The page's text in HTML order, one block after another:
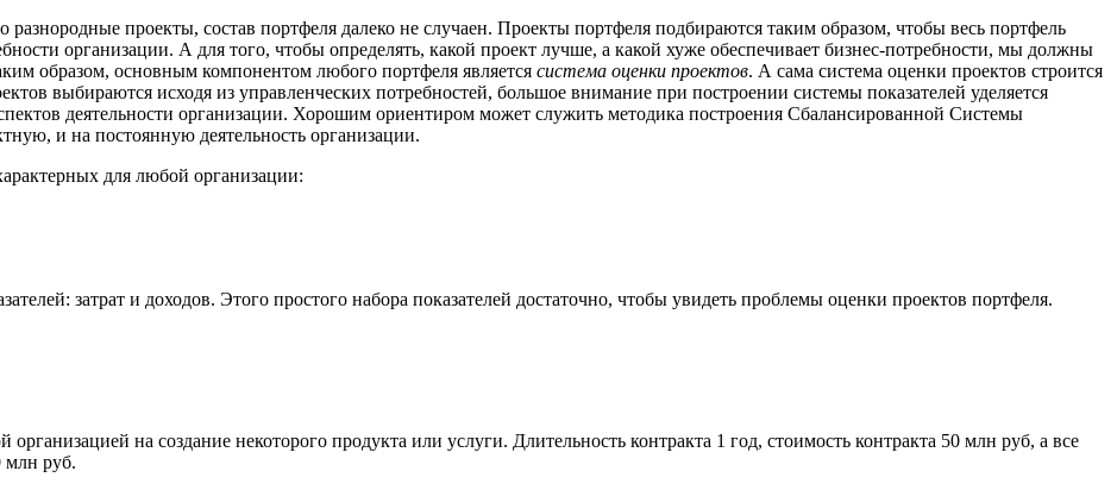
проекты, состав портфеля далеко не случаен. Проекты портфеля подбираются таким образом, чтобы весь портфель
организации. А для того, чтобы определять, какой проект лучше, а какой хуже обеспечивает бизнес-потребности, мы должны
образом, основным компонентом любого портфеля является система оценки проектов. А сама система оценки проектов строится
выбираются исходя из управленческих потребностей, большое внимание при построении системы показателей уделяется
деятельности организации. Хорошим ориентиром может служить методика построения Сбалансированной Системы
и на постоянную деятельность организации.
для любой организации:
затрат и доходов. Этого простого набора показателей достаточно, чтобы увидеть проблемы оценки проектов портфеля.
на создание некоторого продукта или услуги. Длительность контракта 1 год, стоимость контракта 50 млн руб, а все
млн руб.